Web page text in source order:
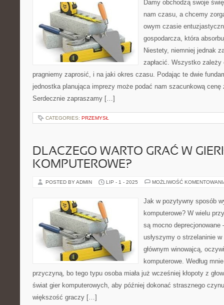
Damy obchodzą swoje
nam czasu, a chcemy
owym czasie
gospodarcza, która
Niestety, niemniej jednak
zapłacić. Wszystko
pragniemy zaprosić, i na jaki okres czasu. Podając te dwie
jednostka planująca imprezy może podać nam szacunkową cenę
Serdecznie zapraszamy […]
CATEGORIES: PRZEMYSŁ
DLACZEGO WARTO GRAĆ W
KOMPUTEROWE?
POSTED BY ADMIN LIP - 1 - 2025 MOŻLIWOŚĆ
Jak w pozytywny sposób
komputerowe? W wielu
są mocno
usłyszymy o strzelaninie
głównym winowajcą,
komputerowe. Według
przyczyną, bo tego typu osoba miała już wcześniej kłopoty z
świat gier komputerowych, aby później dokonać strasznego
większość graczy […]